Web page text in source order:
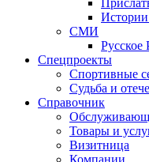
Истории
СМИ
Спецпроекты
Спортивные
Судьба и
Справочник
Товары и
Визитница
Компании